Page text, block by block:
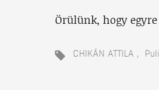
Örülünk, hogy
CHIKÁN ATTILA